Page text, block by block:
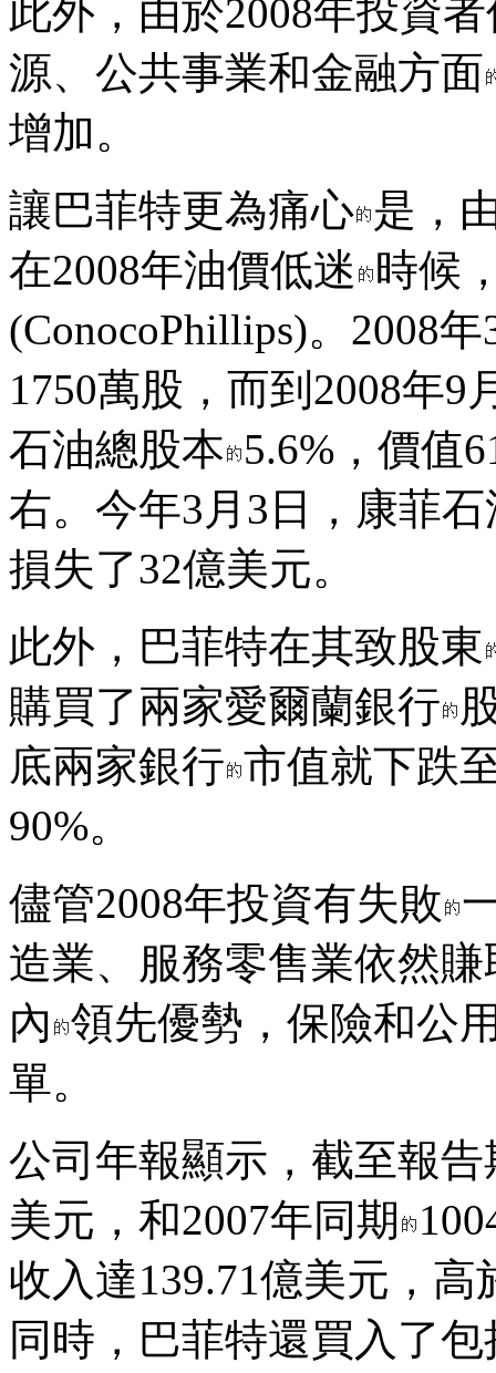
此外，由於2008年投資
源、公共事業和金融方面
增加。
讓巴菲特更為痛心 是，
在2008年油價低迷 時候
(ConocoPhillips)。2008
1750萬股，而到2008年9
石油總股本 5.6%，價值
右。今年3月3日，康菲
損失了32億美元。
此外，巴菲特在其致股東
購買了兩家愛爾蘭銀行
底兩家銀行 市值就下跌
90%。
儘管2008年投資有失敗
造業、服務零售業依然
內 領先優勢，保險和公
單。
公司年報顯示，截至報
美元，和2007年同期
收入達139.71億美元，高
同時，巴菲特還買入了